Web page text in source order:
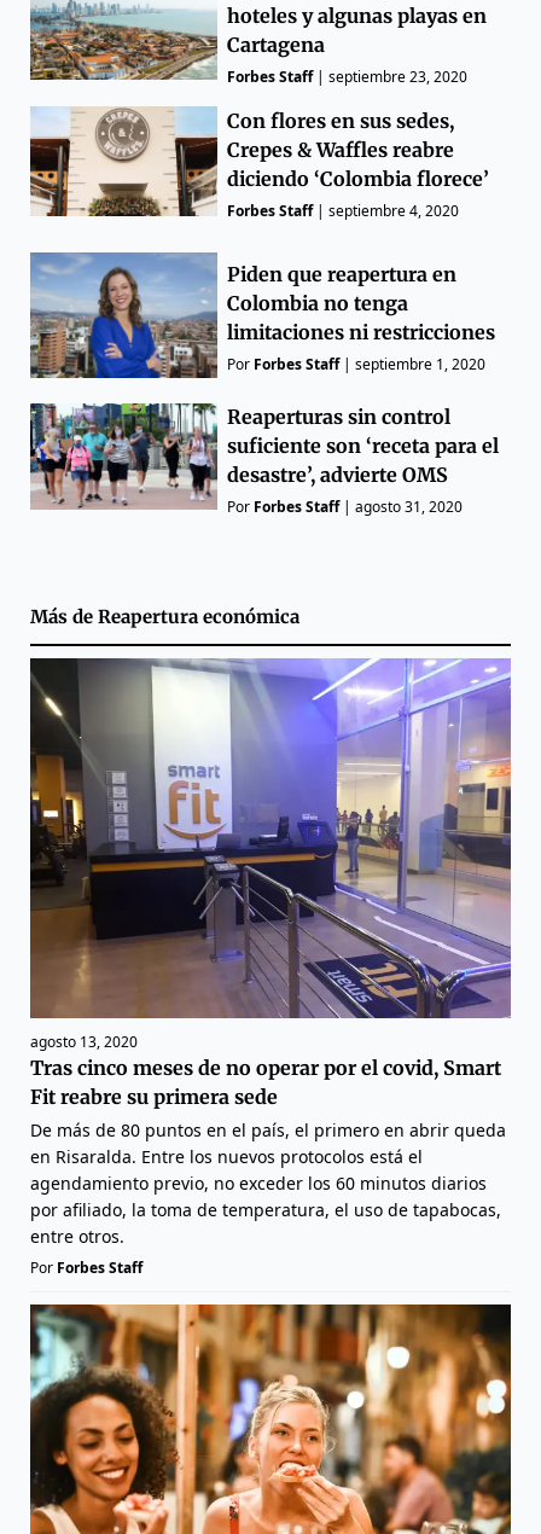
hoteles y algunas playas en
Cartagena
Forbes Staff|septiembre 23, 2020
Con flores en sus sedes,
Crepes & Waffles reabre
diciendo ‘Colombia florece’
Forbes Staff|septiembre 4, 2020
Piden que reapertura en
Colombia no tenga
limitaciones ni restricciones
Por Forbes Staff|septiembre 1, 2020
Reaperturas sin control
suficiente son ‘receta para el
desastre’, advierte OMS
Por Forbes Staff|agosto 31, 2020
Más de Reapertura económica
agosto 13, 2020
Tras cinco meses de no operar por el covid, Smart
Fit reabre su primera sede
De más de 80 puntos en el país, el primero en abrir queda
en Risaralda. Entre los nuevos protocolos está el
agendamiento previo, no exceder los 60 minutos diarios
por afiliado, la toma de temperatura, el uso de tapabocas,
entre otros.
Por Forbes Staff